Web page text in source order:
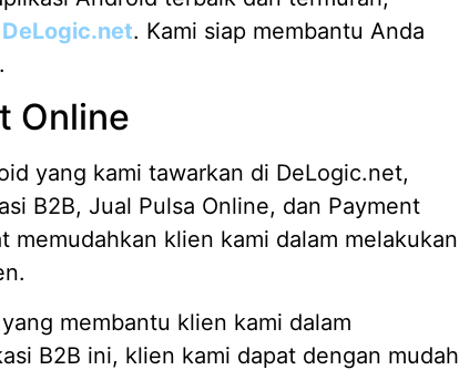
DeLogic.net. Kami siap membantu Anda
Online
yang kami tawarkan di DeLogic.net,
B2B, Jual Pulsa Online, dan Payment
memudahkan klien kami dalam melakukan
membantu klien kami dalam
B2B ini, klien kami dapat dengan mudah